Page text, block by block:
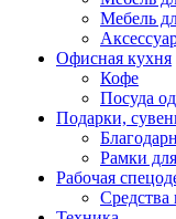
Мебель
Офисная кухня
Кофе
Посуда
Подарки,
Рамки
Рабочая
Средства